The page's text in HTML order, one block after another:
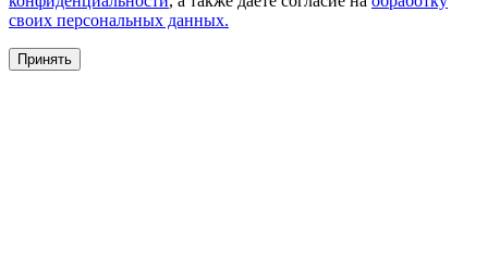
своих персональных данных.
Принять